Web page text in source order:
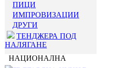
ПИЦИ
ИМПРОВИЗАЦИИ
ДРУГИ
ТЕНДЖЕРА ПОД
НАЛЯГАНЕ
НАЦИОНАЛНА